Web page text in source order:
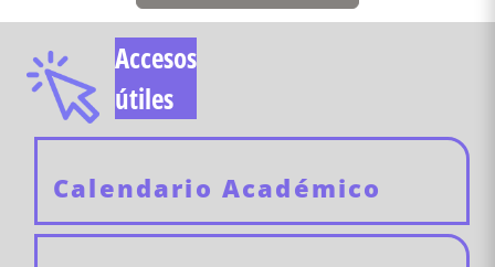
Accesos
útiles
Calendario Académico